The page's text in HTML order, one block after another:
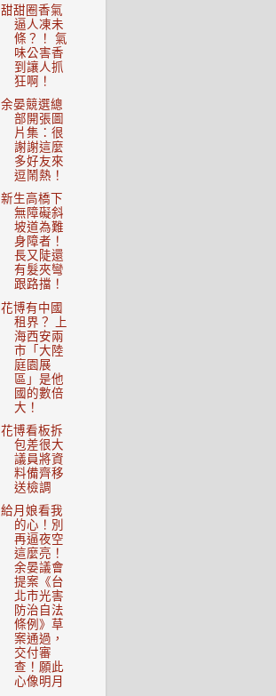
甜甜圈香氣
逼人凍未
條？！ 氣
味公害香
到讓人抓
狂啊！
余晏競選總
部開張圖
片集：很
謝謝這麼
多好友來
逗鬧熱！
新生高橋下
無障礙斜
坡道為難
身障者！
長又陡還
有髮夾彎
跟路擋！
花博有中國
租界？ 上
海西安兩
市「大陸
庭園展
區」是他
國的數倍
大！
花博看板拆
包差很大
議員將資
料備齊移
送檢調
給月娘看我
的心！別
再逼夜空
這麼亮！
余晏議會
提案《台
北市光害
防治自法
條例》草
案通過，
交付審
查！願此
心像明月